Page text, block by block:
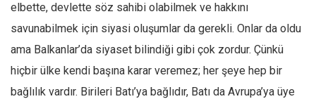
Hasanali Yıldırım
Leyla Şerif Emin
Selçuk Türkyılmaz
Mehmet Ali Tekin
elbette, devlette söz sahibi olabilmek ve hakkını
savunabilmek için siyasi oluşumlar da gerekli. Onlar da oldu
ama Balkanlar’da siyaset bilindiği gibi çok zordur. Çünkü
hiçbir ülke kendi başına karar veremez; her şeye hep bir
bağlılık vardır. Birileri Batı’ya bağlıdır, Batı da Avrupa’ya üye